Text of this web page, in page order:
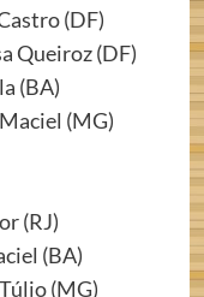
(DF)
Queiroz (DF)
(BA)
(MG)
(RJ)
(BA)
(MG)